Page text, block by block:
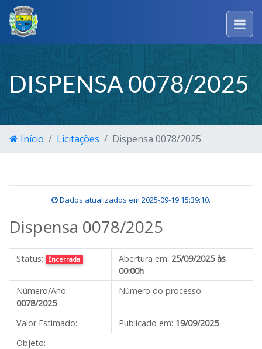
DISPENSA 0078/2025
Início Licitações Dispensa 0078/2025
Dados atualizados em 2025-09-19 15:39:10.
Dispensa 0078/2025
Status: Encerrada Abertura em: 25/09/2025 às
00:00h
Número/Ano:
0078/2025
Número do processo:
Valor Estimado: Publicado em: 19/09/2025
Objeto: